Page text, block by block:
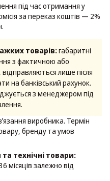
під час отримання у
за переказ коштів — 2%
товарів:габаритні
з фактичною або
, відправляються лише після
на банківський рахунок.
з менеджером під
виробника. Термін
бренду та умов
технічні товари:
місяців залежно від